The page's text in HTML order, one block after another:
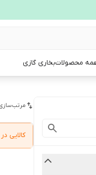
محصولاتبخاری گازی
کالایی